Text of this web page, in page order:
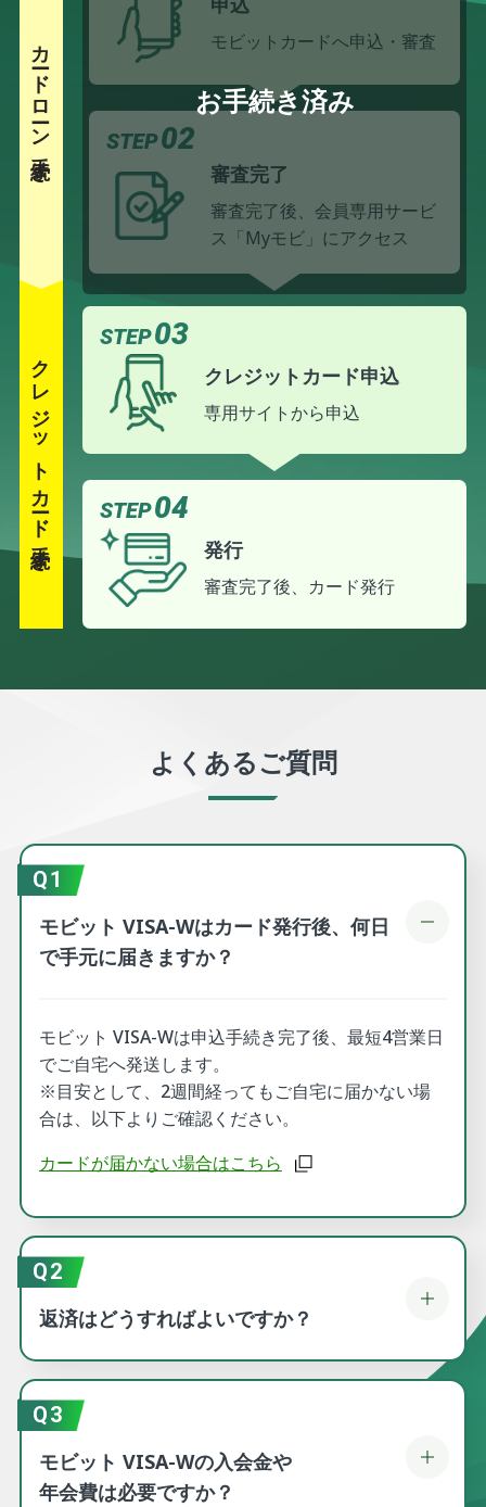
カードローン手続き モビットカードへ申込・審査
STEP02
審査完了
審査完了後、会員専用サービ
ス「Myモビ」にアクセス
クレジットカード手続き
STEP03
クレジットカード申込
専用サイトから申込
STEP04
発行
審査完了後、カード発行
よくあるご質問
Q1
モビット VISA-Wはカード発行後、何日
で手元に届きますか？
モビット VISA-Wは申込手続き完了後、最短4営業日
でご自宅へ発送します。
※目安として、2週間経ってもご自宅に届かない場
合は、以下よりご確認ください。
カードが届かない場合はこちら
Q2
返済はどうすればよいですか？
Q3
モビット VISA-Wの入会金や
年会費は必要ですか？